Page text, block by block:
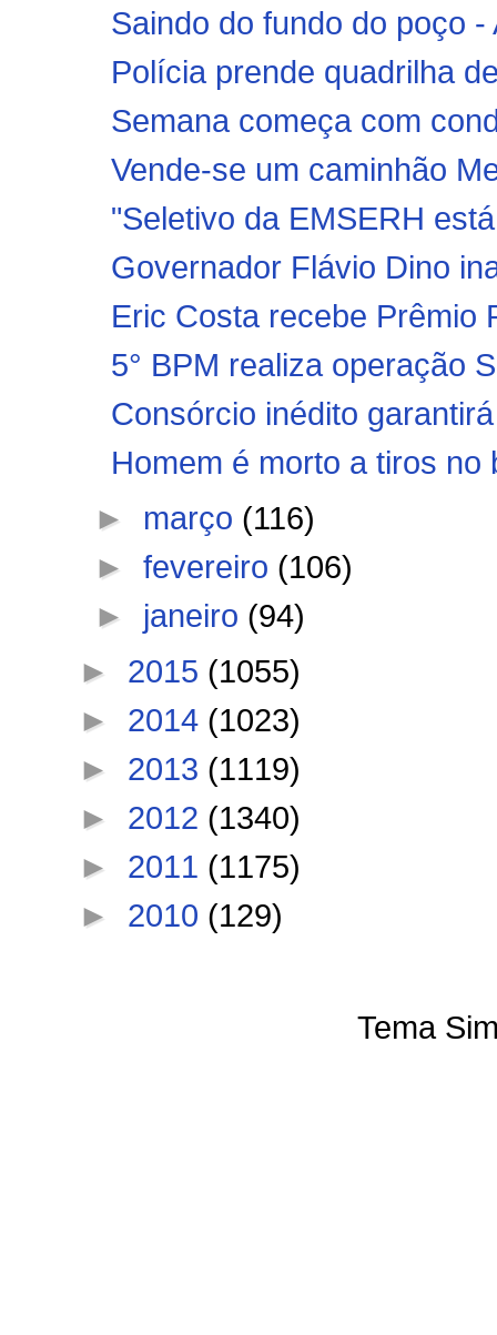
Saindo do fundo do poço
Polícia prende quadrilha
Semana começa com
Vende-se um caminhão
"Seletivo da EMSERH
Governador Flávio Dino
Eric Costa recebe Prêmio
5° BPM realiza operação
Consórcio inédito
Homem é morto a tiros no
► março (116)
►fevereiro (106)
► janeiro (94)
► 2015 (1055)
► 2014 (1023)
► 2013 (1119)
► 2012 (1340)
► 2011 (1175)
► 2010 (129)
Tema